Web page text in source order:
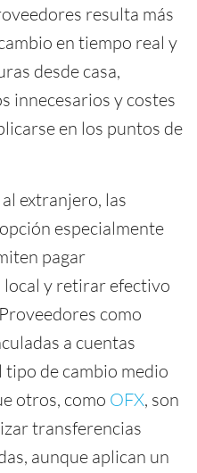
resulta más
en tiempo real y
desde casa,
innecesarios y costes
en los puntos de
extranjero, las
especialmente
pagar
y retirar efectivo
como
a cuentas
de cambio medio
otros, como OFX, son
transferencias
aunque aplican un